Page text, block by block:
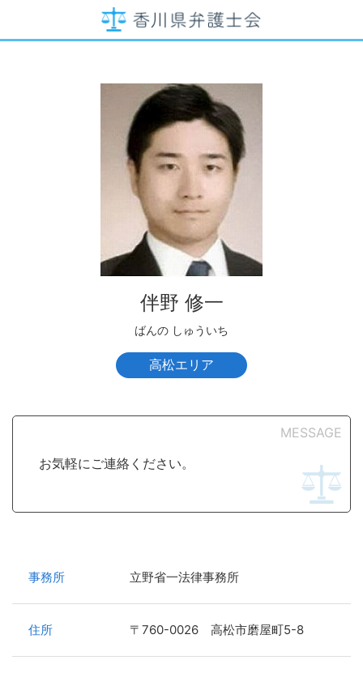
伴野 修一
ばんの しゅういち
高松エリア
MESSAGE
お気軽にご連絡ください。
事務所 立野省一法律事務所
住所 〒760-0026 高松市磨屋町5-8